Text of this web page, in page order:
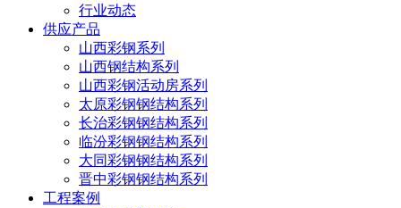
行业动态
供应产品
山西彩钢系列
山西钢结构系列
山西彩钢活动房系列
太原彩钢钢结构系列
长治彩钢钢结构系列
临汾彩钢钢结构系列
大同彩钢钢结构系列
晋中彩钢钢结构系列
工程案例